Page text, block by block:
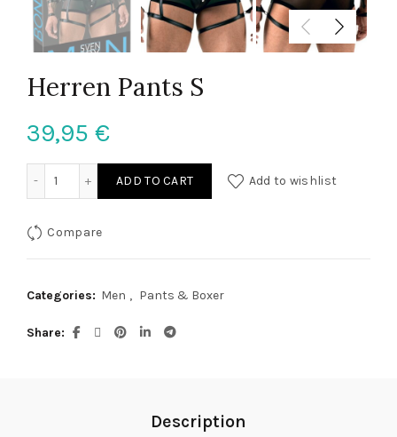
Herren Pants S
39,95 €
ADD TO CART Add to wishlist
Compare
Categories: Men , Pants & Boxer
Share
Description